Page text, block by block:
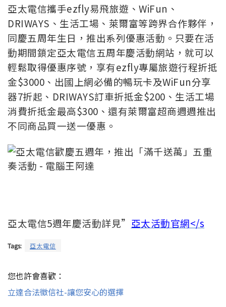
亞太電信攜手ezfly易飛旅遊、WiFun、
DRIWAYS、生活工場、萊爾富等跨界合作夥伴，
同慶五周年生日，推出系列優惠活動。只要在活
動期間鎖定亞太電信五周年慶活動網站，就可以
輕鬆取得優惠序號，享有ezfly專屬旅遊行程折抵
金$3000、出國上網必備的暢玩卡及WiFun分享
器7折起、DRIWAYS訂車折抵金$200、生活工場
消費折抵金最高$300、還有萊爾富超商週週推出
不同商品買一送一優惠。
亞太電信5週年慶活動詳見” 亞太活動官網</s
Tags: 亞太電信
您也許會喜歡：
立達合法徵信社-讓您安心的選擇